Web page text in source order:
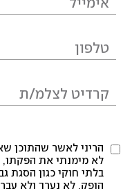
הריני לאשר שהתוכן
לא מימנתי את הפקתו,
בלתי חוקי כגון הסגת
הופק, לא נערך ולא